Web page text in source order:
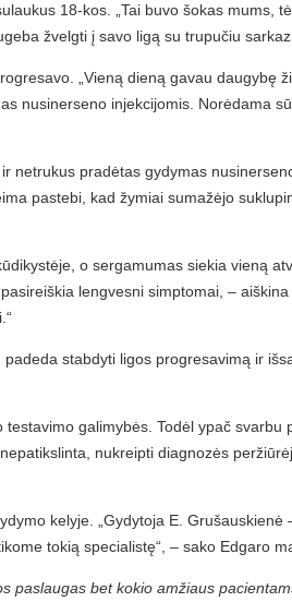
18-kos. „Tai buvo šokas mums,
žvelgti į savo ligą su trupučiu
„Vieną dieną gavau daugybę
nusinerseno injekcijomis. Norėdama
pradėtas gydymas
pastebi, kad žymiai sumažėjo
o sergamumas siekia vieną
lengvesni simptomai, –
stabdyti ligos progresavimą ir
galimybės. Todėl ypač
nukreipti diagnozės
kelyje. „Gydytoja E.
tokią specialistę“, – sako Edgaro
paslaugas bet kokio amžiaus